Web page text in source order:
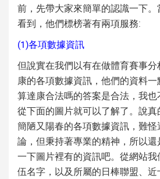
前，先帶大家來簡單的認識一下
看到，他們標榜著有兩項服務:
(1)各項數據資訊
但說實在我們以有在做體育賽事
康的各項數據資訊，他們的資料
算達康合法嗎的答案是合法，我也
從下面的圖片就可以了解了。說
簡陋又陽春的各項數據資訊，難
論，但秉持著專業的精神，所以
一下圖片裡有的資訊吧。從網站
伍名字，以及所屬的日棒聯盟、